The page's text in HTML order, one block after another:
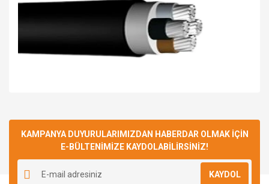
KAMPANYA DUYURULARIMIZDAN HABERDAR OLMAK İÇİN
E-BÜLTENİMİZE KAYDOLABİLİRSİNİZ!
KAYDOL